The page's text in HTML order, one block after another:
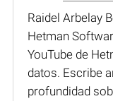
Raidel Arbelay
Hetman
YouTube de
datos. Escribe
profundidad